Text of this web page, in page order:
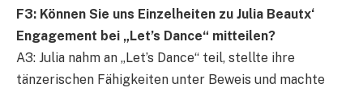
F3: Können Sie uns Einzelheiten zu Julia Beautx‘
Engagement bei „Let’s Dance“ mitteilen?
A3: Julia nahm an „Let’s Dance“ teil, stellte ihre
tänzerischen Fähigkeiten unter Beweis und machte